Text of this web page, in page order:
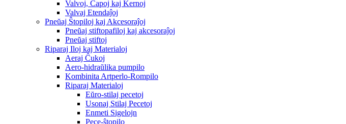
Valvoj, Ĉapoj kaj Kernoj
Valvaj Etendaĵoj
Pneŭaj Ŝtopiloj kaj Akcesoraĵoj
Pneŭaj stiftopafiloj kaj akcesoraĵoj
Pneŭaj stiftoj
Riparaj Iloj kaj Materialoj
Aeraj Ĉukoj
Aero-hidraŭlika pumpilo
Kombinita Artperlo-Rompilo
Riparaj Materialoj
Eŭro-stilaj pecetoj
Usonaj Stilaj Pecetoj
Enmeti Sigelojn
Pece-ŝtopilo